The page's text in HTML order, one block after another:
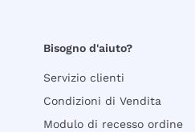
Bisogno d'aiuto?
Servizio clienti
Condizioni di Vendita
Modulo di recesso ordine